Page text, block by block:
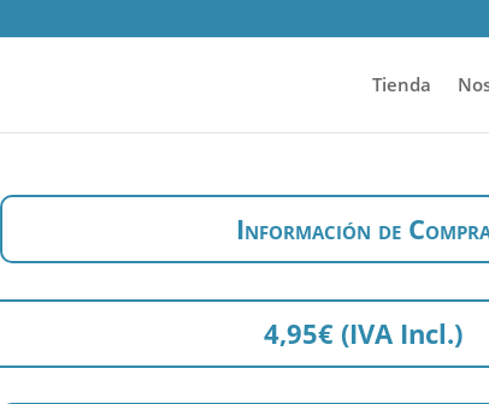
Tienda
Información de
4,95€ (IVA Incl.)